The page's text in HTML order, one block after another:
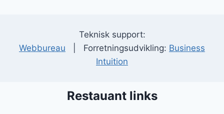
Teknisk support:
Webbureau | Forretningsudvikling: Business
Intuition
Restauant links